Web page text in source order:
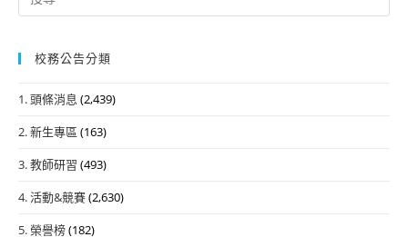
for:
校務公告分類
1. 頭條消息 (2,439)
2. 新生專區 (163)
3. 教師研習 (493)
4. 活動&競賽(2,630)
5. 榮譽榜(182)